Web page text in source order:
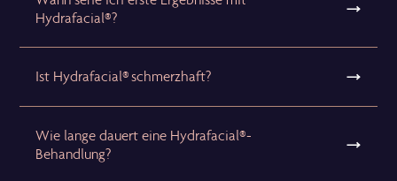
Hydrafacial®?
Ist Hydrafacial® schmerzhaft?
Wie lange dauert eine Hydrafacial®-
Behandlung?